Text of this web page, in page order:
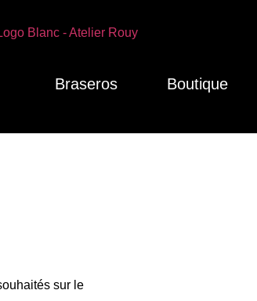
Braseros Boutique
sur le